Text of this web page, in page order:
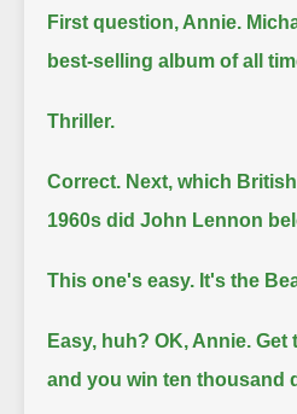
First question, Annie.
best-selling album of all
Thriller.
Correct. Next, which
1960s did John Lennon
This one's easy. It's the
Easy, huh? OK, Annie.
and you win ten thousand